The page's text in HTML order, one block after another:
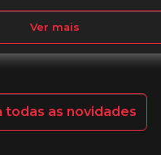
Ver mais
todas as novidades